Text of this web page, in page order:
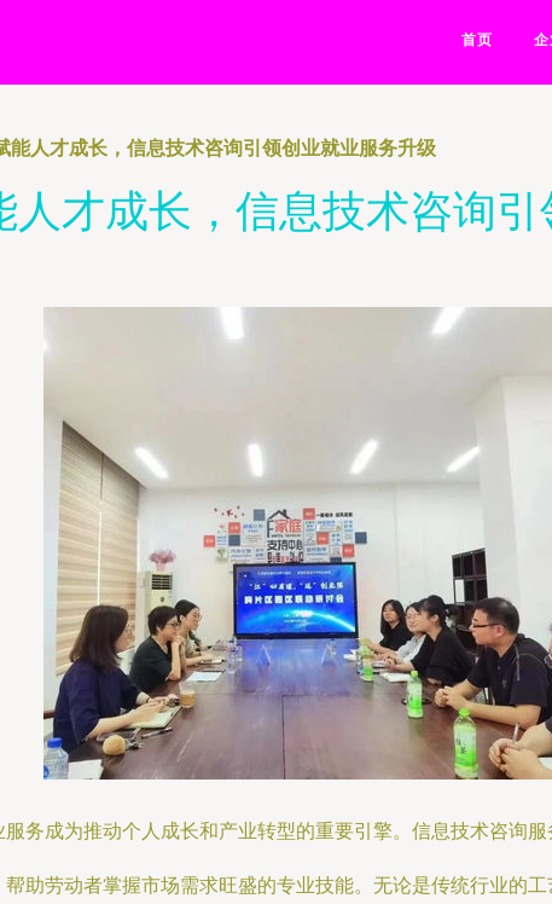
首页 企
能人才成长，信息技术咨询引领创业就业服务升级
人才成长，信息技术咨询
务成为推动个人成长和产业转型的重要引擎。信息技术咨询
助劳动者掌握市场需求旺盛的专业技能。无论是传统行业的